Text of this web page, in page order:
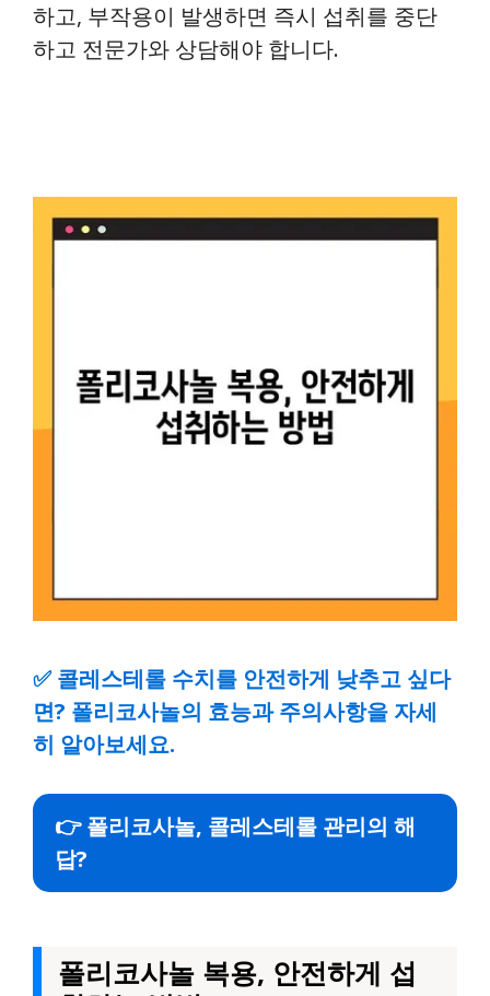
하고, 부작용이 발생하면 즉시 섭취를 중단
하고 전문가와 상담해야 합니다.
✅ 콜레스테롤 수치를 안전하게 낮추고 싶다
면? 폴리코사놀의 효능과 주의사항을 자세
히 알아보세요.
👉 폴리코사놀, 콜레스테롤 관리의 해
답?
폴리코사놀 복용, 안전하게 섭